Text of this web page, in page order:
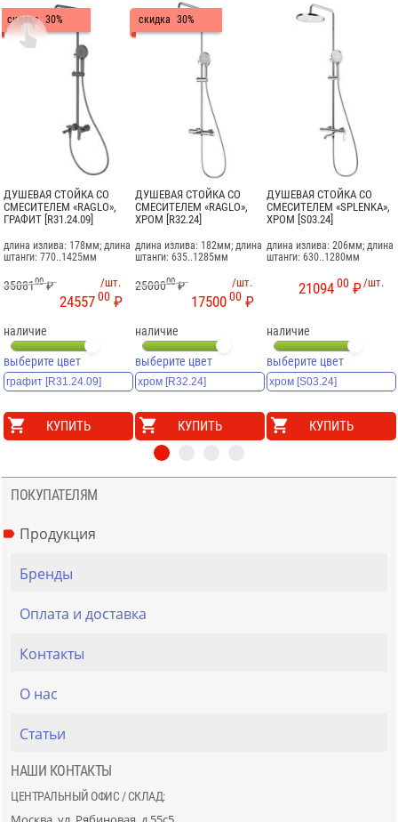
скидка 30%
ДУШЕВАЯ СТОЙКА СО
СМЕСИТЕЛЕМ «RAGLO»,
ГРАФИТ [R31.24.09]
длина излива: 178мм; длина
штанги: 770..1425мм
3508100₽ /шт.
2455700 ₽
наличие
выберите цвет
КУПИТЬ
скидка 30%
ДУШЕВАЯ СТОЙКА СО
СМЕСИТЕЛЕМ «RAGLO»,
ХРОМ [R32.24]
длина излива: 182мм; длина
штанги: 635..1285мм
2500000₽ /шт.
1750000 ₽
наличие
выберите цвет
КУПИТЬ
ДУШЕВАЯ СТОЙКА СО
СМЕСИТЕЛЕМ «SPLENKA»,
ХРОМ [S03.24]
длина излива: 206мм; длина
штанги: 630..1280мм
/шт.
2109400 ₽
наличие
выберите цвет
КУПИТЬ

ПОКУПАТЕЛЯМ
Продукция
Бренды
Оплата и доставка
Контакты
О нас
Статьи
НАШИ КОНТАКТЫ
ЦЕНТРАЛЬНЫЙ ОФИС / СКЛАД: